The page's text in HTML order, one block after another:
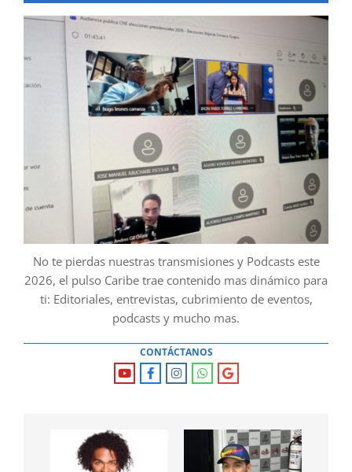
No te pierdas nuestras transmisiones y Podcasts este
2026, el pulso Caribe trae contenido mas dinámico para
ti: Editoriales, entrevistas, cubrimiento de eventos,
podcasts y mucho mas.
CONTÁCTANOS